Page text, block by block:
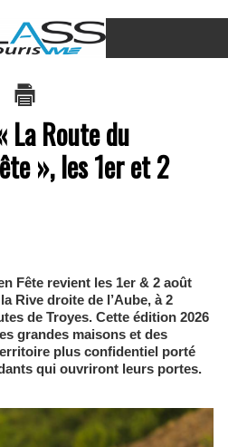
La Route du
», les 1er et 2
Fête revient les 1er & 2 août
Rive droite de l’Aube, à 2
de Troyes. Cette édition 2026
grandes maisons et des
plus confidentiel porté
qui ouvriront leurs portes.